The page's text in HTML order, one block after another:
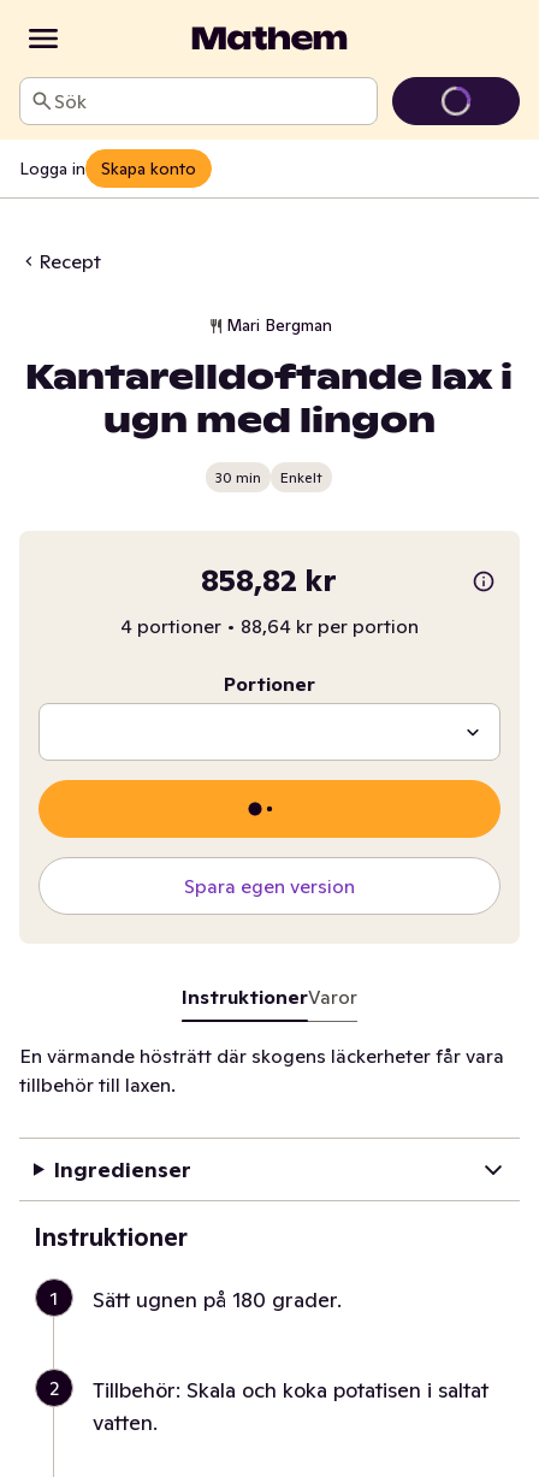
Sök
Logga in Skapa konto
Recept
Mari Bergman
Kantarelldoftande lax i
ugn med lingon
30 min Enkelt
858,82 kr
4 portioner • 88,64 kr per portion
Portioner
Spara egen version
InstruktionerVaror
En värmande hösträtt där skogens läckerheter får vara
tillbehör till laxen.
Ingredienser
Instruktioner
1 Sätt ugnen på 180 grader.
2
Tillbehör: Skala och koka potatisen i saltat
vatten.